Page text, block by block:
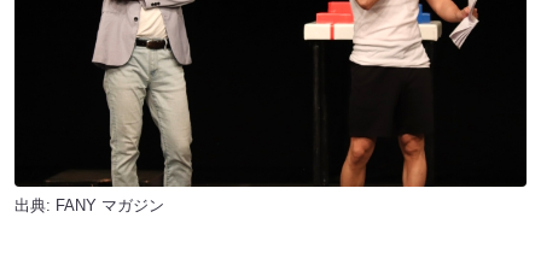
出典: FANY マガジン